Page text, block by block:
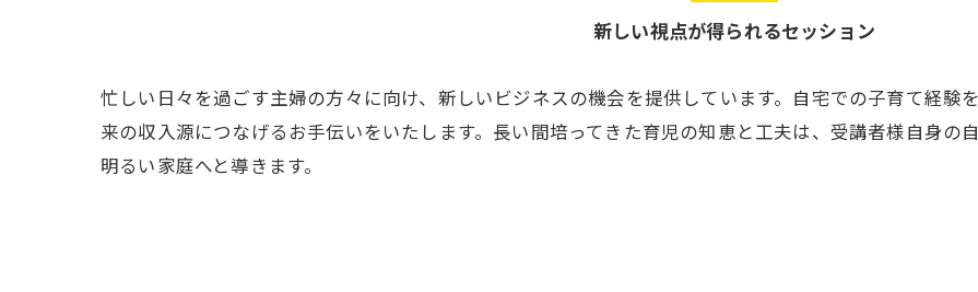
新しい視点が得られるセッション
忙しい日々を過ごす主婦の方々に向け、新しいビジネスの機会を提供しています。自宅での子育て経験
来の収入源につなげるお手伝いをいたします。長い間培ってきた育児の知恵と工夫は、受講者様自身の
明るい家庭へと導きます。